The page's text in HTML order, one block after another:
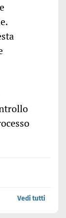
Vedi tutti